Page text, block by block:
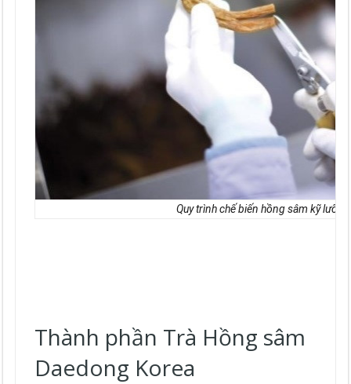
Quy trình chế biến hồng sâm kỹ
Thành phần Trà Hồng sâm
Daedong Korea